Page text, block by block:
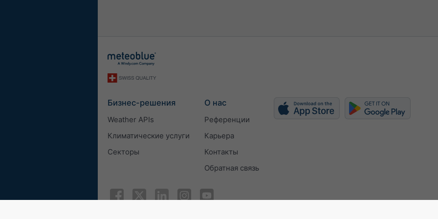
Бизнес-решения
Weather APIs
Климатические услуги
Секторы
О нас
Референции
Карьера
Контакты
Обратная связь